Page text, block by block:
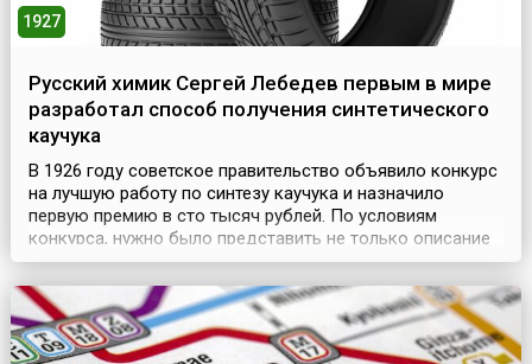
1927
Русский химик Сергей Лебедев первым в мире
разработал способ получения синтетического
каучука
В 1926 году советское правительство объявило конкурс
на лучшую работу по синтезу каучука и назначило
первую премию в сто тысяч рублей. По условиям
конкурса, нужно было представить не только описание
способа получения каучука, но и не менее двух
килограммов этого продукта, а также разработать
полную технологию его получения в промышленных
условиях. Также требовалось, чтобы сырье для синтеза
был...